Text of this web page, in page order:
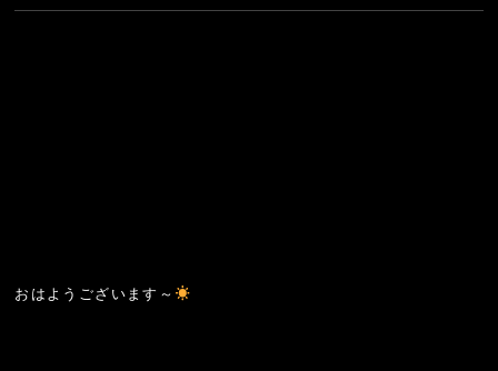
おはようございます～